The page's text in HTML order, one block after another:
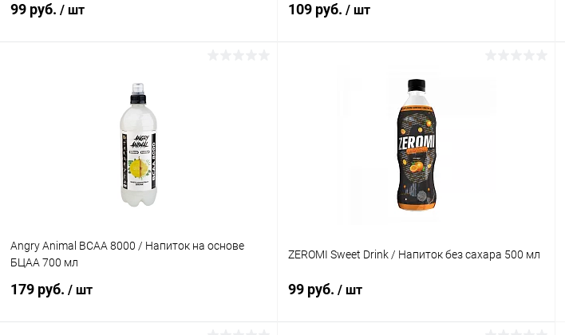
99 руб. / шт 109 руб. / шт
В корзину
Angry Animal BCAA 8000 / Напиток на основе
БЦАА 700 мл
179 руб. / шт
ZEROMI Sweet Drink / Напиток без сахара 500 мл
99 руб. / шт